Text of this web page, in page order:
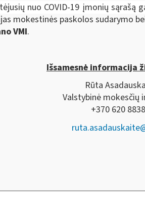
nuo COVID-19 įmonių
mokestinės paskolos sudarymo
VMI.
Išsamesnė informacija
Rūta
Valstybinė mokesčių
+370 620